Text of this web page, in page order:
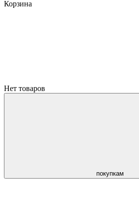
Корзина
Нет товаров
покупкам